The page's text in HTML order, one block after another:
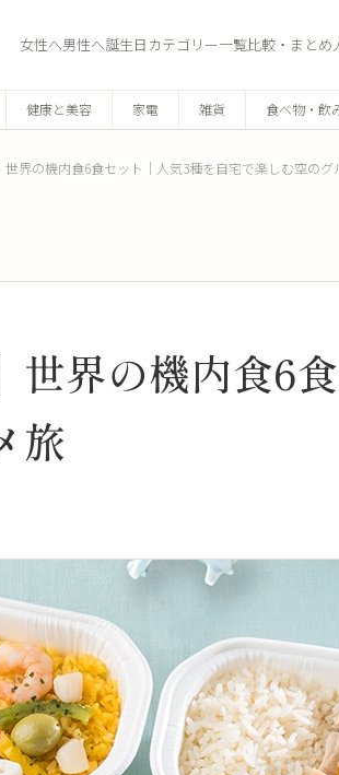
女性へ男性へ誕生日 カテゴリー一覧比較・まとめ
健康と美容 家電 雑貨 食べ物・飲
世界の機内食6食セット｜人気3種を自宅で楽しむ空のグ
世界の機内食6
旅